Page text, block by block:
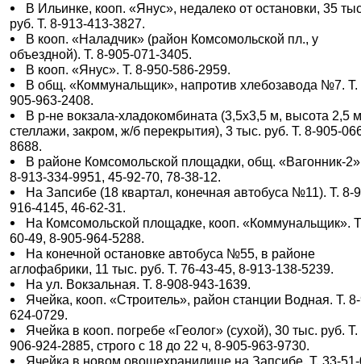
В Ильинке, кооп. «Янус», недалеко от остановки, 35
руб. Т. 8-913-413-3827.
В кооп. «Наладчик» (район Комсомольской пл., у
объездной). Т. 8-905-071-3405.
В кооп. «Янус». Т. 8-950-586-2959.
В общ. «Коммунальщик», напротив хлебозавода №7. Т.
905-963-2408.
В р-не вокзала-хладокомбината (3,5х3,5 м, высота 2,5
стеллажи, закром, ж/б перекрытия), 3 тыс. руб. Т. 8-905-
8688.
В районе Комсомольской площадки, общ. «Вагонник-
8-913-334-9951, 45-92-70, 78-38-12.
На Запсибе (18 квартал, конечная автобуса №11). Т. 8-
916-4145, 46-62-31.
На Комсомольской площадке, кооп. «Коммунальщик».
60-49, 8-905-964-5288.
На конечной остановке автобуса №55, в районе
аглофабрики, 11 тыс. руб. Т. 76-43-45, 8-913-138-5239.
На ул. Вокзальная. Т. 8-908-943-1639.
Ячейка, кооп. «Строитель», район станции Водная. Т.
624-0729.
Ячейка в кооп. погребе «Геолог» (сухой), 30 тыс. руб. Т.
906-924-2885, строго с 18 до 22 ч, 8-905-963-9730.
Ячейка в новом овощехранилище на Запсибе. Т. 33-